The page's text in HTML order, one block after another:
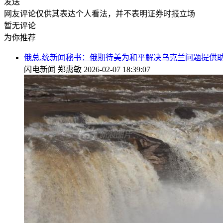
发送
网友评论仅供其表达个人看法，并不表明证券时报立场
暂无评论
为你推荐
俄总,统新闻秘书：俄期待美为和平解决乌克兰问题提供
闪电新闻 郑惠敏 2026-02-07 18:39:07